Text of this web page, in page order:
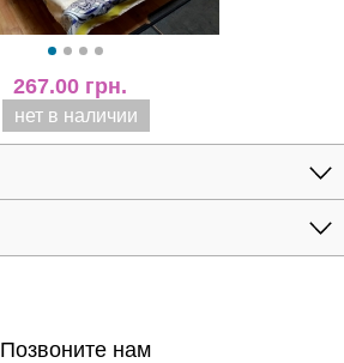
267.00 грн.
нет в наличии
Позвоните нам